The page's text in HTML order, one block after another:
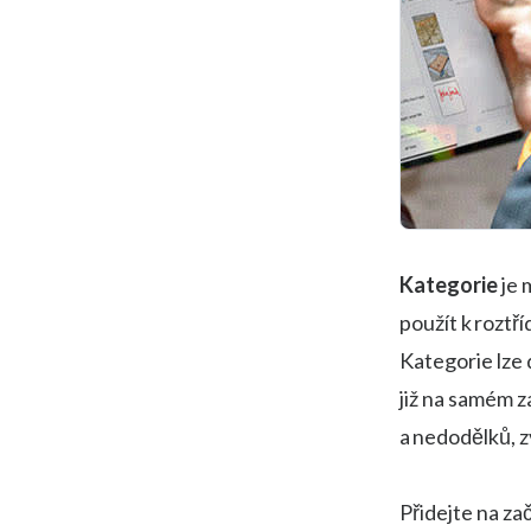
Kategorieje
použít k
Kategorie lze
již na samém
a nedodělků,
Přidejte na